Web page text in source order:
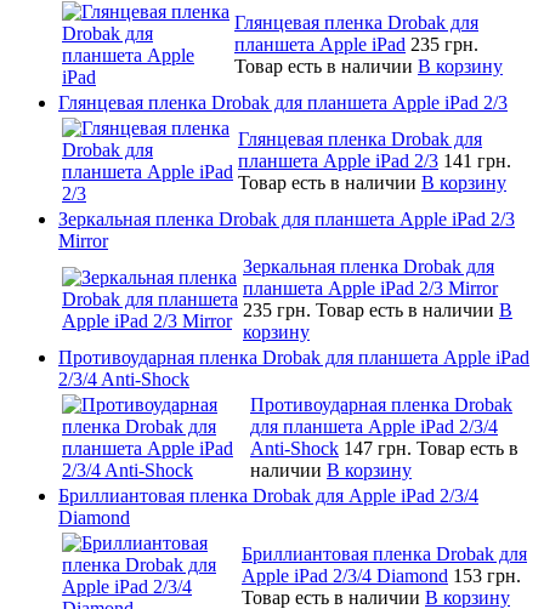
Глянцевая пленка Drobak для
планшета Apple iPad 235 грн.
Товар есть в наличии В корзину
Глянцевая пленка Drobak для планшета Apple iPad 2/3
Глянцевая пленка Drobak для
планшета Apple iPad 2/3 141 грн.
Товар есть в наличии В корзину
Зеркальная пленка Drobak для планшета Apple iPad 2/3
Mirror
Зеркальная пленка Drobak для
планшета Apple iPad 2/3 Mirror
235 грн. Товар есть в наличии В
корзину
Противоударная пленка Drobak для планшета Apple iPad
2/3/4 Anti-Shock
Противоударная пленка Drobak
для планшета Apple iPad 2/3/4
Anti-Shock 147 грн. Товар есть в
наличии В корзину
Бриллиантовая пленка Drobak для Apple iPad 2/3/4
Diamond
Бриллиантовая пленка Drobak для
Apple iPad 2/3/4 Diamond 153 грн.
Товар есть в наличии В корзину